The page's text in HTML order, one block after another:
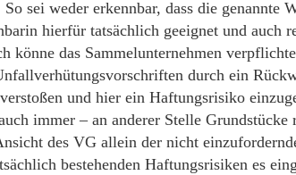
sei weder erkennbar, dass die genannte
hierfür tatsächlich geeignet und auch
könne das Sammelunternehmen
durch ein
und hier ein Haftungsrisiko
immer – an anderer Stelle Grundstücke
des VG allein der nicht
bestehenden Haftungsrisiken es